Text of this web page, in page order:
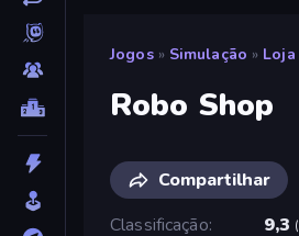
Jogos » Simulação » Loja
Robo Shop
Compartilhar
Classificação
9,3 (